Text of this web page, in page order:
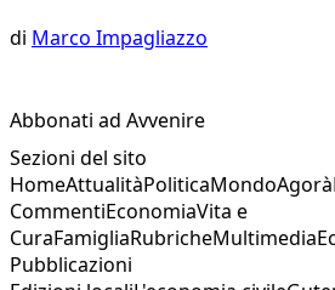
di Marco Impagliazzo
Abbonati ad Avvenire
Sezioni del sito
HomeAttualitàPoliticaMondoAgorà
CommentiEconomiaVita e
CuraFamigliaRubricheMultimedia
Pubblicazioni